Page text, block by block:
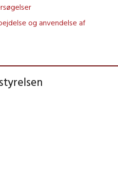
og anvendelse af